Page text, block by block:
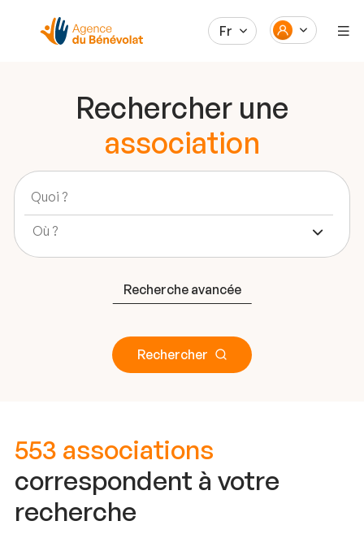
Fr
Rechercher une
association
Recherche avancée
Rechercher
553 associations
correspondent à votre
recherche